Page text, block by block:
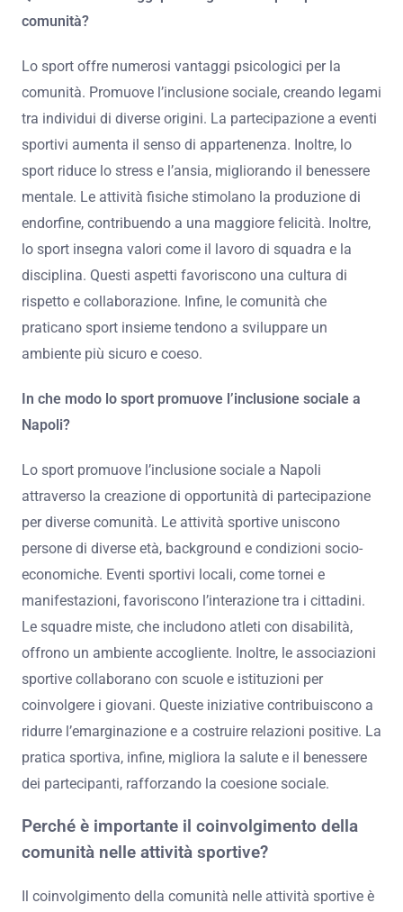
comunità?
Lo sport offre numerosi vantaggi psicologici per la
comunità. Promuove l’inclusione sociale, creando legami
tra individui di diverse origini. La partecipazione a eventi
sportivi aumenta il senso di appartenenza. Inoltre, lo
sport riduce lo stress e l’ansia, migliorando il benessere
mentale. Le attività fisiche stimolano la produzione di
endorfine, contribuendo a una maggiore felicità. Inoltre,
lo sport insegna valori come il lavoro di squadra e la
disciplina. Questi aspetti favoriscono una cultura di
rispetto e collaborazione. Infine, le comunità che
praticano sport insieme tendono a sviluppare un
ambiente più sicuro e coeso.
In che modo lo sport promuove l’inclusione sociale a
Napoli?
Lo sport promuove l’inclusione sociale a Napoli
attraverso la creazione di opportunità di partecipazione
per diverse comunità. Le attività sportive uniscono
persone di diverse età, background e condizioni socio-
economiche. Eventi sportivi locali, come tornei e
manifestazioni, favoriscono l’interazione tra i cittadini.
Le squadre miste, che includono atleti con disabilità,
offrono un ambiente accogliente. Inoltre, le associazioni
sportive collaborano con scuole e istituzioni per
coinvolgere i giovani. Queste iniziative contribuiscono a
ridurre l’emarginazione e a costruire relazioni positive. La
pratica sportiva, infine, migliora la salute e il benessere
dei partecipanti, rafforzando la coesione sociale.
Perché è importante il coinvolgimento della
comunità nelle attività sportive?
Il coinvolgimento della comunità nelle attività sportive è